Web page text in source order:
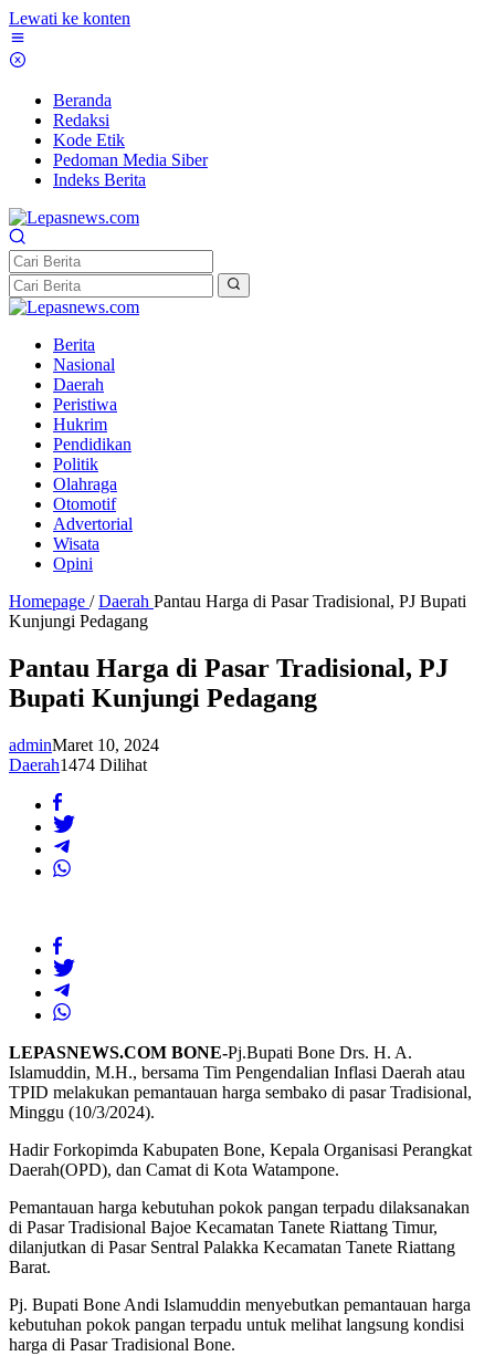
Lewati ke konten
Beranda
Redaksi
Kode Etik
Pedoman Media Siber
Indeks Berita
Berita
Nasional
Daerah
Peristiwa
Hukrim
Pendidikan
Politik
Olahraga
Otomotif
Advertorial
Wisata
Opini
Homepage / Daerah Pantau Harga di Pasar Tradisional, PJ Bupati
Kunjungi Pedagang
Pantau Harga di Pasar Tradisional, PJ
Bupati Kunjungi Pedagang
adminMaret 10, 2024
Daerah1474 Dilihat
LEPASNEWS.COM BONE-Pj.Bupati Bone Drs. H. A.
Islamuddin, M.H., bersama Tim Pengendalian Inflasi Daerah atau
TPID melakukan pemantauan harga sembako di pasar Tradisional,
Minggu (10/3/2024).
Hadir Forkopimda Kabupaten Bone, Kepala Organisasi Perangkat
Daerah(OPD), dan Camat di Kota Watampone.
Pemantauan harga kebutuhan pokok pangan terpadu dilaksanakan
di Pasar Tradisional Bajoe Kecamatan Tanete Riattang Timur,
dilanjutkan di Pasar Sentral Palakka Kecamatan Tanete Riattang
Barat.
Pj. Bupati Bone Andi Islamuddin menyebutkan pemantauan harga
kebutuhan pokok pangan terpadu untuk melihat langsung kondisi
harga di Pasar Tradisional Bone.